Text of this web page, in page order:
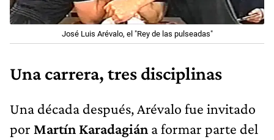
José Luis Arévalo, el "Rey de las pulseadas"
Una carrera, tres disciplinas
Una década después, Arévalo fue invitado
por Martín Karadagián a formar parte del